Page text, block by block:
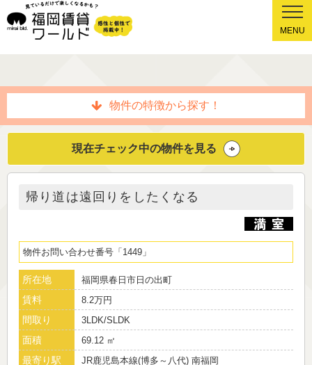
MENU
物件の特徴から探す！
現在チェック中の物件を見る
帰り道は遠回りをしたくなる
物件お問い合わせ番号 1449
所在地 福岡県春日市日の出町
賃料 8.2万円
間取り 3LDK/SLDK
面積 69.12 ㎡
最寄り駅
JR鹿児島本線(博多～八代) 南福岡